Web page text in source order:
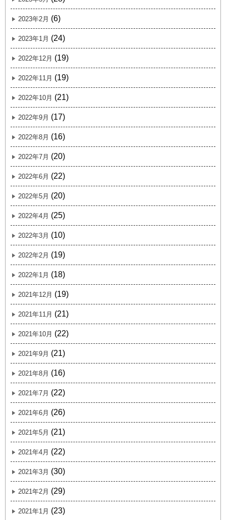
2023年2月 (6)
2023年1月 (24)
2022年12月 (19)
2022年11月 (19)
2022年10月 (21)
2022年9月 (17)
2022年8月 (16)
2022年7月 (20)
2022年6月 (22)
2022年5月 (20)
2022年4月 (25)
2022年3月 (10)
2022年2月 (19)
2022年1月 (18)
2021年12月 (19)
2021年11月 (21)
2021年10月 (22)
2021年9月 (21)
2021年8月 (16)
2021年7月 (22)
2021年6月 (26)
2021年5月 (21)
2021年4月 (22)
2021年3月 (30)
2021年2月 (29)
2021年1月 (23)